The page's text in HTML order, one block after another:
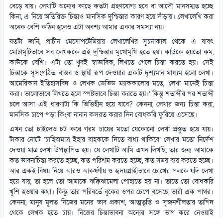
বেড়ে যায়। লেখাটি অন্যের কাছে কতটা গ্রহণযোগ্য হবে বা আদৌ মানসম্মত হচ্ছে
কিনা, এ নিয়ে অতিরিক্ত চিন্তাও মানসিক দুশ্চিন্তার কারণ হয়ে দাঁড়ায়। লেখালেখি করা
অনেক বেশি কঠিন হলেও এটা অবশ্য আমার একার সমস্যা নয়।
যতটা জানি, প্রাচীন মেসোপটেমিয়ায় লেখালেখির সূচনাকাল থেকে এ যাবৎ
মোটামুটিভাবে সব লেখককে এই দুশ্চিন্তার মুখোমুখি হতে হয়। কাউকে হয়তো কম,
কাউকে বেশি। এটা তো খুবই স্বাভাবিক, লিখতে গেলে চিন্তা করতে হয়। সেই
চিন্তাকে সুসংগঠিত, বাস্তব ও স্থায়ী রূপ দেওয়ার একটি দৃশ্যমান মাধ্যম হলো লেখা।
আমেরিকান ইতিহাসবিদ ও লেখক ডেভিড ম্যাককালোর মতে, ‘লেখা মানেই চিন্তা
করা। ভালোভাবে লিখতে হলে স্পষ্টভাবে চিন্তা করতে হয়।’ কিন্তু শতাব্দীর পর শতাব্দী
চলে আসা এই ধারণাটা কি ভিত্তিহীন হয়ে যাবে? কেননা, লেখার জন্য চিন্তা করা,
মানসিক চাপে পড়া কিংবা নানান কসরত করার দিন বোধকরি ফুরিয়ে এসেছে।
এখন তো চাইলেও চট করে গরম চায়ের মতো যেকোনো লেখা প্রস্তুত হয়ে যায়।
টাকার নোটে ‘চাহিবামাত্র ইহার বাহককে দিতে বাধ্য থাকিবে’ লেখার মতো নির্দেশ
দেওয়া মাত্র লেখা উপস্থাপিত হয়। যে লেখাটি আমি এখন লিখছি, তার জন্য আমাকে
কত ভাবনাচিন্তা করতে হচ্ছে, কত পরিশ্রম করতে হচ্ছে, কত সময় ব্যয় করতে হচ্ছে।
আর একই বিষয় নিয়ে আরও আকর্ষণীয় ও হৃদয়গ্রাহীভাবে চোখের পলকে যদি লেখা
হয়ে যায়, তা হলে তো আমাকে ঝক্কিঝামেলা পোহাতে হয় না। তাতে তো বোধকরি
খুশি হওয়ার কথা। কিন্তু তার পরিবর্তে বুকের ওপর চেপে বসেছে ভারী এক পাথর।
কেননা, মানুষ মূলত নিজের মনের ভাব প্রকাশ, আত্মতৃপ্তি ও সৃজনশীলতার তাগিদ
থেকে লেখক হতে চায়। নিজের চিন্তাভাবনা অন্যের সঙ্গে ভাগ করে নেওয়াই